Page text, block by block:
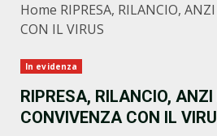
Home RIPRESA, RILANCIO,
CON IL VIRUS
In evidenza
RIPRESA, RILANCIO, ANZI
CONVIVENZA CON IL